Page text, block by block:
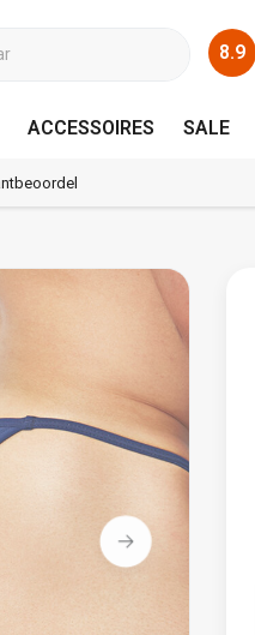
8.9
ACCESSOIRES SALE
8.9 / 10